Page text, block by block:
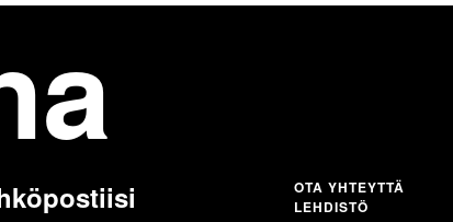
OTA YHTEYTTÄ
LEHDISTÖ